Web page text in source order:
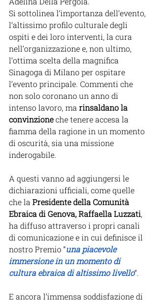
Si sottolinea l’importanza dell’evento,
l’altissimo profilo culturale degli
ospiti e dei loro interventi, la cura
nell’organizzazione e, non ultimo,
l’ottima scelta della magnifica
Sinagoga di Milano per ospitare
l’evento principale. Commenti che
non solo coronano un anno di
intenso lavoro, ma rinsaldano la
convinzione che tenere accesa la
fiamma della ragione in un momento
di oscurità, sia una missione
inderogabile.
A questi vanno ad aggiungersi le
dichiarazioni ufficiali, come quelle
che la Presidente della Comunità
Ebraica di Genova, Raffaella Luzzati,
ha diffuso attraverso i propri canali
di comunicazione e in cui definisce il
nostro Premio “una piacevole
immersione in un momento di
cultura ebraica di altissimo livello”.
E ancora l’immensa soddisfazione di